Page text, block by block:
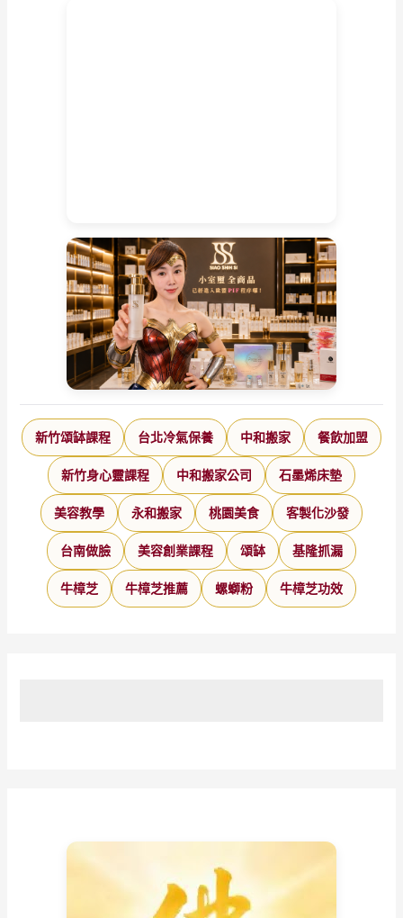
新竹頌缽課程 台北冷氣保養 中和搬家 餐飲加盟
新竹身心靈課程 中和搬家公司 石墨烯床墊
美容教學 永和搬家 桃園美食 客製化沙發
台南做臉 美容創業課程 頌缽 基隆抓漏
牛樟芝 牛樟芝推薦 螺螄粉 牛樟芝功效